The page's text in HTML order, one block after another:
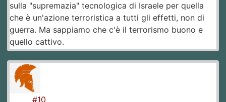
sulla "supremazia" tecnologica di Israele per quella
che è un'azione terroristica a tutti gli effetti, non di
guerra. Ma sappiamo che c'è il terrorismo buono e
quello cattivo.
#10